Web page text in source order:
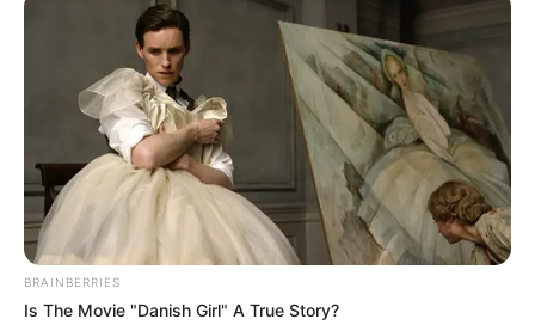
A Kossuth térre hívják az
embereket
A Tisza Párt elnöke a sajtó munkatársaitól elnézést
kért, ugyanakkor hangsúlyozta, hogy most
BRAINBERRIES
Is The Movie "Danish Girl" A True Story?